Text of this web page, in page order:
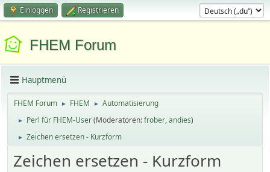
Einloggen Registrieren
FHEM Forum
Hauptmenü
FHEM Forum ► FHEM ► Automatisierung
► Perl für FHEM-User(Moderatoren:frober,andies)
► Zeichen ersetzen - Kurzform
Zeichen ersetzen - Kurzform